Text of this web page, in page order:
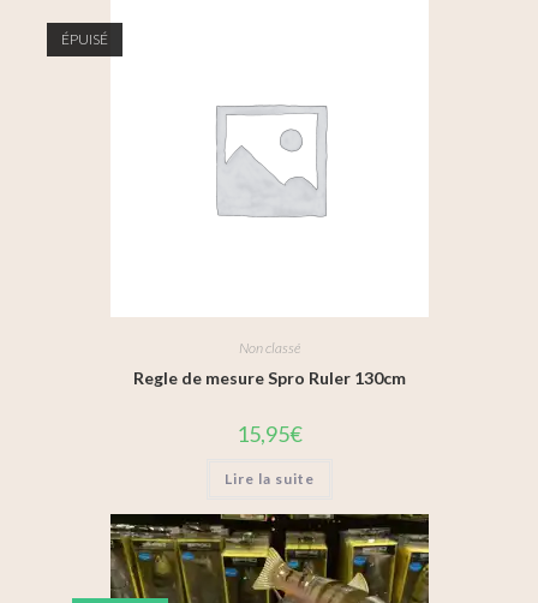
ÉPUISÉ
Non classé
Regle de mesure Spro Ruler 130cm
15,95€
Lire la suite